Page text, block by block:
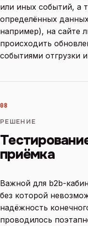
или иных событий, а
определённых
например), на сайте
происходить
событиями отгрузки
08
РЕШЕНИЕ
приёмка
Важной для b2b-
без которой
надёжность
проводилось